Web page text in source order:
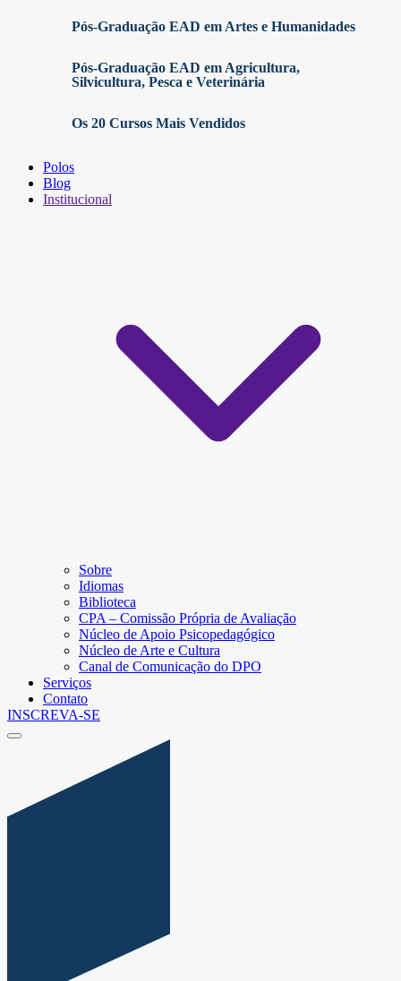
Pós-Graduação EAD em Artes e Humanidades
Pós-Graduação EAD em Agricultura,
Silvicultura, Pesca e Veterinária
Os 20 Cursos Mais Vendidos
Polos
Blog
Institucional
Sobre
Idiomas
Biblioteca
CPA – Comissão Própria de Avaliação
Núcleo de Apoio Psicopedagógico
Núcleo de Arte e Cultura
Canal de Comunicação do DPO
Serviços
Contato
INSCREVA-SE